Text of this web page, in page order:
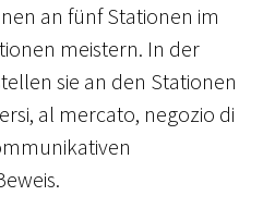
an fünf Stationen im
meistern. In der
sie an den Stationen
al mercato, negozio di